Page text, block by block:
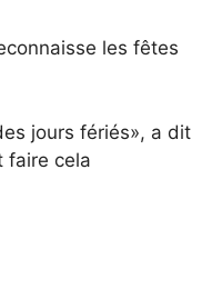
les fêtes
jours fériés», a dit
faire cela